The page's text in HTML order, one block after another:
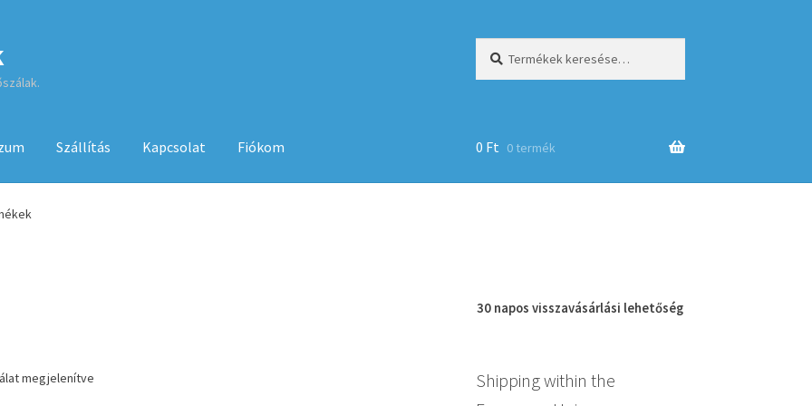
Szállítás Kapcsolat Fiókom
ÁSZF
0 Ft 0 termék
megjelenítve
30 napos visszavásárlási lehetőség
Shipping within the